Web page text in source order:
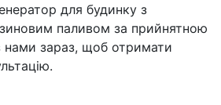
для будинку з
паливом за прийнятною
нами зараз, щоб отримати